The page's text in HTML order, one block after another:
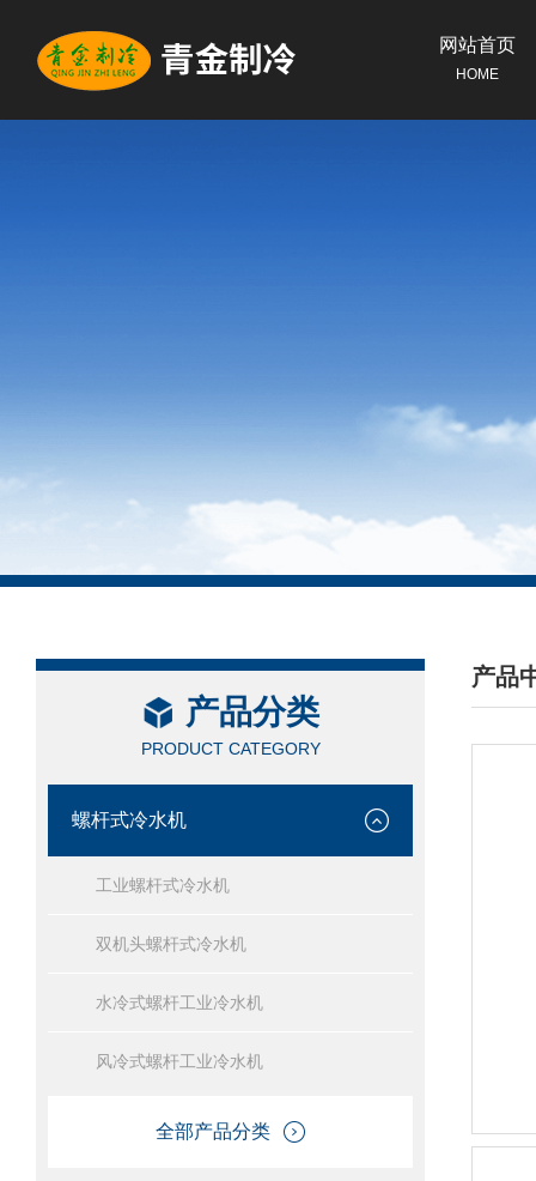
网站首页
HOME
产品分类
PRODUCT CATEGORY
螺杆式冷水机
工业螺杆式冷水机
双机头螺杆式冷水机
水冷式螺杆工业冷水机
风冷式螺杆工业冷水机
全部产品分类
产品
/